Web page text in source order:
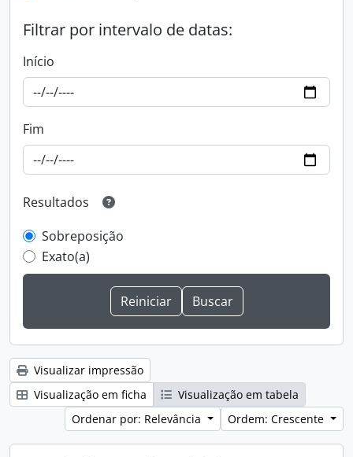
Filtrar por intervalo de datas:
Início
Fim
Resultados
Sobreposição
Exato(a)
Visualizar impressão
Visualização em ficha
Visualização em tabela
Ordenar por: Relevância
Ordem: Crescente